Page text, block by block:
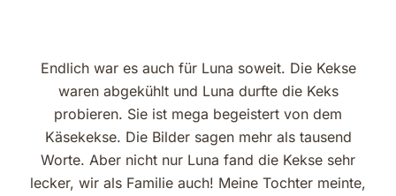
Endlich war es auch für Luna soweit. Die Kekse
waren abgekühlt und Luna durfte die Keks
probieren. Sie ist mega begeistert von dem
Käsekekse. Die Bilder sagen mehr als tausend
Worte. Aber nicht nur Luna fand die Kekse sehr
lecker, wir als Familie auch! Meine Tochter meinte,